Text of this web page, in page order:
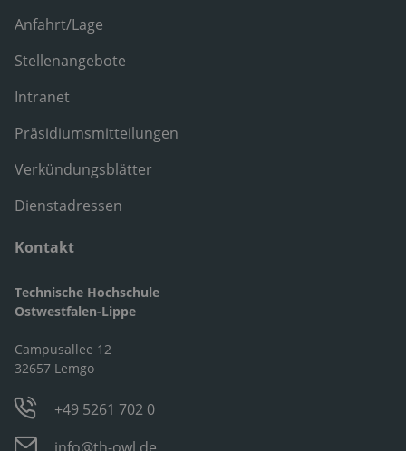
Anfahrt/Lage
Stellenangebote
Intranet
Präsidiumsmitteilungen
Verkündungsblätter
Dienstadressen
Kontakt
Technische Hochschule
Ostwestfalen-Lippe
Campusallee 12
32657 Lemgo
+49 5261 702 0